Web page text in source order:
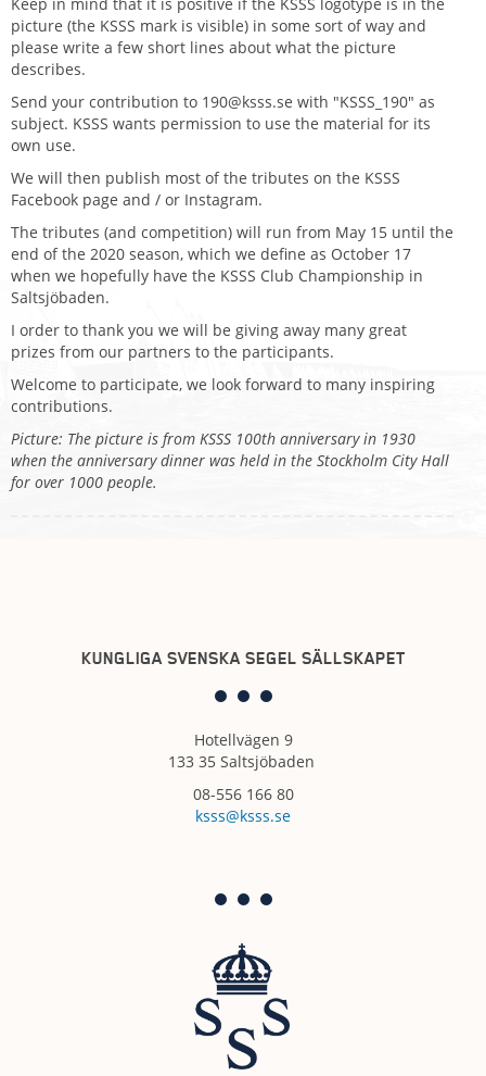
picture (the KSSS mark is visible) in some sort of way and
please write a few short lines about what the picture
describes.
Send your contribution to 190@ksss.se with "KSSS_190" as
subject. KSSS wants permission to use the material for its
own use.
We will then publish most of the tributes on the KSSS
Facebook page and / or Instagram.
The tributes (and competition) will run from May 15 until the
end of the 2020 season, which we define as October 17
when we hopefully have the KSSS Club Championship in
Saltsjöbaden.
I order to thank you we will be giving away many great
prizes from our partners to the participants.
Welcome to participate, we look forward to many inspiring
contributions.
Picture: The picture is from KSSS 100th anniversary in 1930
when the anniversary dinner was held in the Stockholm City Hall
for over 1000 people.
KUNGLIGA SVENSKA SEGEL SÄLLSKAPET
Hotellvägen 9
133 35 Saltsjöbaden
08-556 166 80
ksss@ksss.se